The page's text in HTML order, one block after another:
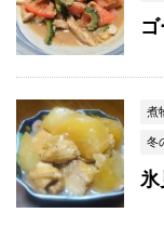
煮
冬
氷